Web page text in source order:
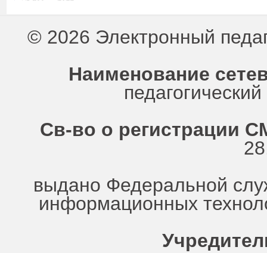
© 2026 Электронный
Наименование
Св-во о регистрации
выдано Федеральной
информационных